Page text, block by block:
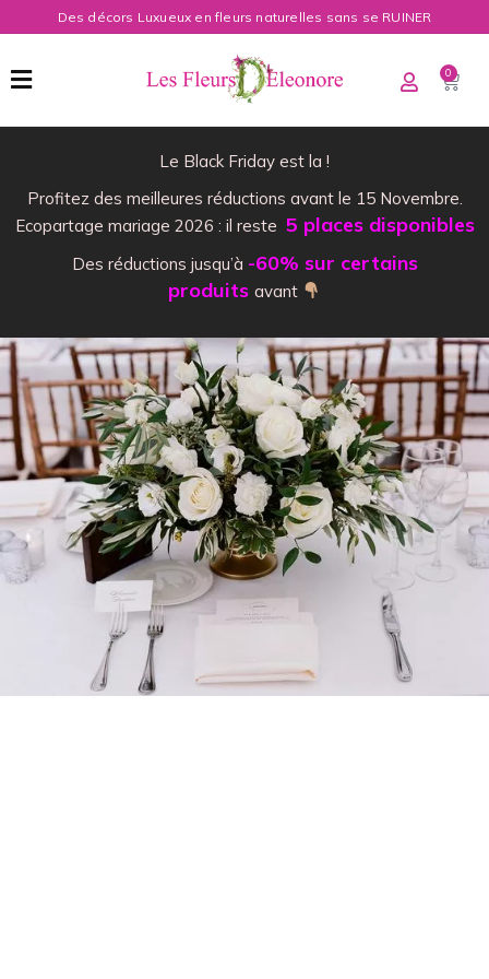
Des décors Luxueux en fleurs naturelles sans se RUINER
0
Le Black Friday est la !
Profitez des meilleures réductions avant le 15 Novembre.
Ecopartage mariage 2026 : il reste 5 places disponibles
Des réductions jusqu’à -60% sur certains
produits avant